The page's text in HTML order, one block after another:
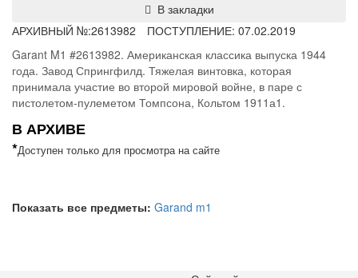
В закладки
АРХИВНЫЙ №:2613982
ПОСТУПЛЕНИЕ: 07.02.2019
Garant M1 #2613982. Американская классика выпуска 1944
года. Завод Спрингфилд. Тяжелая винтовка, которая
принимала участие во второй мировой войне, в паре с
пистолетом-пулеметом Томпсона, Кольтом 1911а1.
В АРХИВЕ
*Доступен только для просмотра на сайте
Показать все предметы: Garand m1